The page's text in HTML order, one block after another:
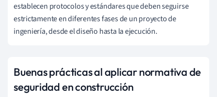
establecen protocolos y estándares que deben seguirse
estrictamente en diferentes fases de un proyecto de
ingeniería, desde el diseño hasta la ejecución.
Buenas prácticas al aplicar normativa de
seguridad en construcción